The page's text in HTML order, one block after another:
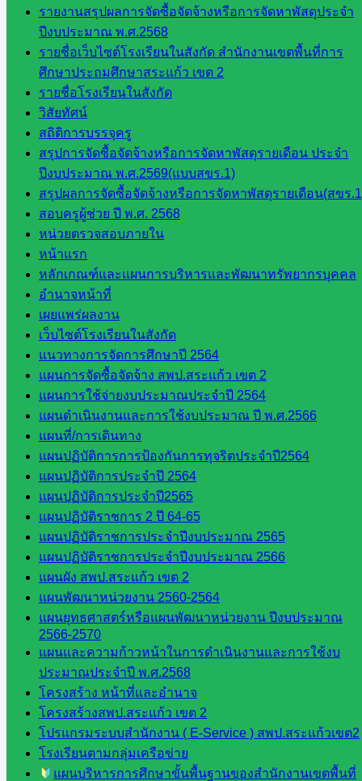
รายงานสรุปผลการจัดซื้อจัดจ้างหรือการจัดหาพัสดุประจำ
ปีงบประมาณ พ.ศ.2568
รายชื่อเว็บไซต์โรงเรียนในสังกัด สำนักงานเขตพื้นที่การ
ศึกษาประถมศึกษาสระแก้ว เขต 2
รายชื่อโรงเรียนในสังกัด
วิสัยทัศน์
สถิติการบรรจุครู
สรุปการจัดซื้อจัดจ้างหรือการจัดหาพัสดุรายเดือน ประจำ
ปีงบประมาณ พ.ศ.2569(แบบสขร.1)
สรุปผลการจัดซื้อจัดจ้างหรือการจัดหาพัสดุรายเดือน(สขร
สอบครูผู้ช่วย ปี พ.ศ. 2568
หน่วยตรวจสอบภายใน
หน้าแรก
หลักเกณฑ์และแผนการบริหารและพัฒนาทรัพยากรบุคคล
อำนาจหน้าที่
เผยแพร่ผลงาน
เว็บไซต์โรงเรียนในสังกัด
แนวทางการจัดการศึกษาปี 2564
แผนการจัดซื้อจัดจ้าง สพป.สระแก้ว เขต 2
แผนการใช้จ่ายงบประมาณประจำปี 2564
แผนดำเนินงานและการใช้งบประมาณ ปี พ.ศ.2566
แผนที่/การเดินทาง
แผนปฏิบัติการการป้องกันการทุจริตประจำปี2564
แผนปฏิบัติการประจำปี 2564
แผนปฏิบัติการประจำปี2565
แผนปฏิบัติราชการ 2 ปี 64-65
แผนปฏิบัติราชการประจำปีงบประมาณ 2565
แผนปฏิบัติราชการประจำปีงบประมาณ 2566
แผนผัง สพป.สระแก้ว เขต 2
แผนพัฒนาหน่วยงาน 2560-2564
แผนยุทธศาสตร์หรือแผนพัฒนาหน่วยงาน ปีงบประมาณ
2566-2570
แผนและความก้าวหน้าในการดำเนินงานและการใช้งบ
ประมาณประจำปี พ.ศ.2568
โครงสร้าง หน้าที่และอำนาจ
โครงสร้างสพป.สระแก้ว เขต 2
โปรแกรมระบบสำนักงาน ( E-Service ) สพป.สระแก้วเขต2
โรงเรียนตามกลุ่มเครือข่าย
แผนบริหารการศึกษาขั้นพื้นฐานของสำนักงานเขตพื้นที่
เทคนิค
สระแก้ว
วิทยาลัย
เทคนิค
วังน้ำเย็น
กศน.สระแก้ว
เว็บไซต์
กลุ่มงาน
ใน
สำนักงาน
กลุ่
มอำนวย
การ
กลุ่ม
บริหาร
งานงาน
เงินและ
สินทรัพย์
กลุ่มน
โยบาย
และแผน
กลุ่มส่ง
เสริมการ
จัดการ
ศึกษา
กลุ่ม
บริหาร
งาน
บุคคล
กลุ่ม
พัฒนาครู
และบุ
คลากรฯ
กลุ่มนิ